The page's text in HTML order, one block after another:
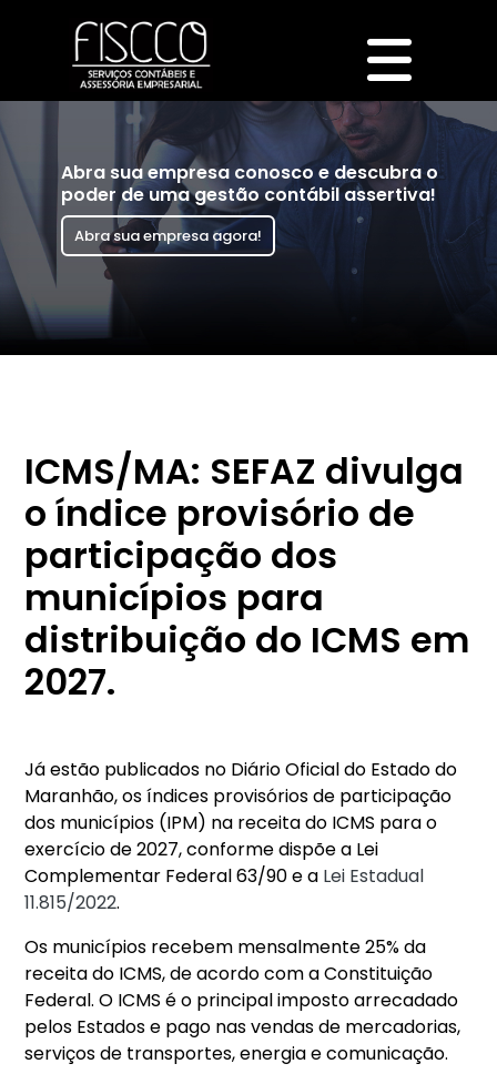
Abra sua empresa conosco e descubra o
poder de uma gestão contábil assertiva!
Abra sua empresa agora!
ICMS/MA: SEFAZ divulga
o índice provisório de
participação dos
municípios para
distribuição do ICMS em
2027.
Já estão publicados no Diário Oficial do Estado do
Maranhão, os índices provisórios de participação
dos municípios (IPM) na receita do ICMS para o
exercício de 2027, conforme dispõe a Lei
Complementar Federal 63/90 e a Lei Estadual
11.815/2022.
Os municípios recebem mensalmente 25% da
receita do ICMS, de acordo com a Constituição
Federal. O ICMS é o principal imposto arrecadado
pelos Estados e pago nas vendas de mercadorias,
serviços de transportes, energia e comunicação.